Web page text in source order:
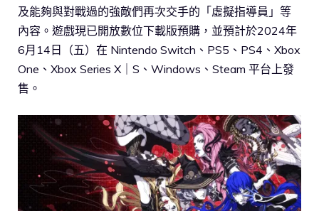
及能夠與對戰過的強敵們再次交手的「虛擬指導員」等
內容。遊戲現已開放數位下載版預購，並預計於2024年
6月14日（五）在 Nintendo Switch、PS5、PS4、Xbox
One、Xbox Series X｜S、Windows、Steam 平台上發
售。